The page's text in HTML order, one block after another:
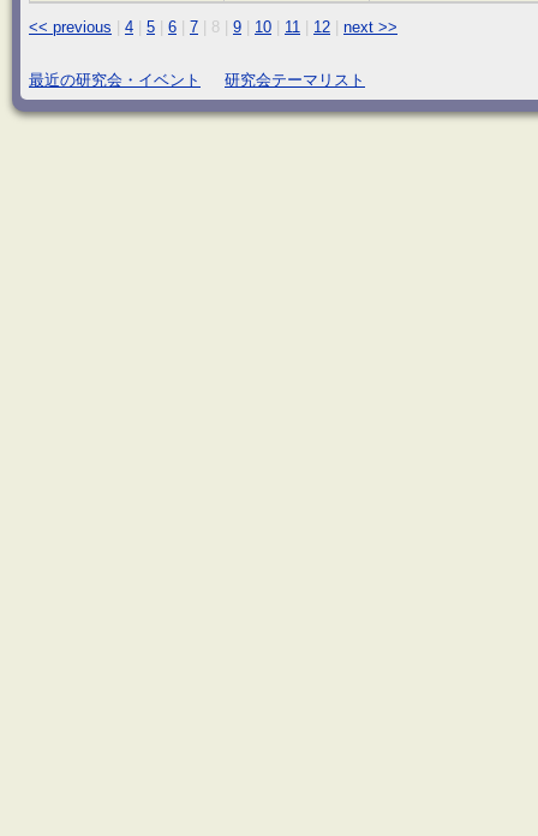
<< previous 4 5 6 7 8 9 10 11 12 next >>
最近の研究会・イベント 研究会テーマリスト